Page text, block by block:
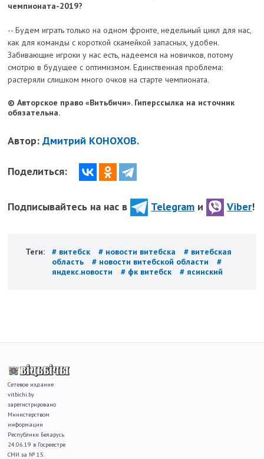
чемпионата-2019?
-- Будем играть только на одном фронте, недельный цикл для нас,
как для команды с короткой скамейкой запасных, удобен.
Забивающие игроки у нас есть, надеемся на новичков, потому
смотрю в будущее с оптимизмом. Единственная проблема:
растеряли слишком много очков на старте чемпионата.
© Авторское право «Витьбичи». Гиперссылка на источник
обязательна.
Автор:Дмитрий КОНОХОВ.
Поделиться:
Подписывайтесь на нас в Telegram и Viber!
Теги: # витебск # новости витебска
# витебская
область
# новости витебской области
#
яндекс.новости
# фк витебск # ясинский
Сетевое издание
vitbichi.by
зарегистрировано
Министерством
информации
Республики Беларусь
24.06.19 в Госреестре
СМИ за № 15.